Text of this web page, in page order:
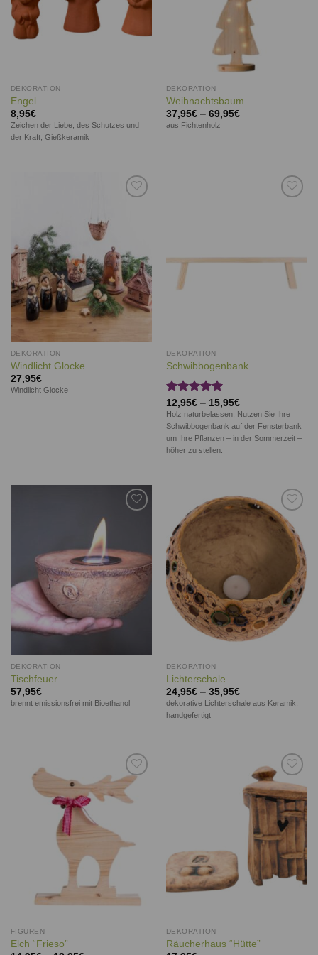
DEKORATION
Engel
8,95€
Zeichen der Liebe, des Schutzes und
der Kraft, Gießkeramik
DEKORATION
Weihnachtsbaum
37,95€– 69,95€
aus Fichtenholz
DEKORATION
Windlicht Glocke
27,95€
Windlicht Glocke
DEKORATION
Schwibbogenbank
Bewertet
mit5.00
von 5
12,95€– 15,95€
Holz naturbelassen, Nutzen Sie Ihre
Schwibbogenbank auf der Fensterbank
um Ihre Pflanzen – in der Sommerzeit –
höher zu stellen.
DEKORATION
Tischfeuer
57,95€
brennt emissionsfrei mit Bioethanol
Auf die
Wunschliste
DEKORATION
Lichterschale
24,95€– 35,95€
dekorative Lichterschale aus Keramik,
handgefertigt
Auf die
Wunschliste
FIGUREN
Elch “Frieso”
Auf die
Wunschliste
DEKORATION
Räucherhaus “Hütte”